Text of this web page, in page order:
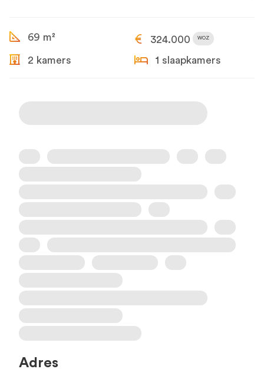
69 m² 324.000 WOZ
2 kamers 1 slaapkamers
Adres